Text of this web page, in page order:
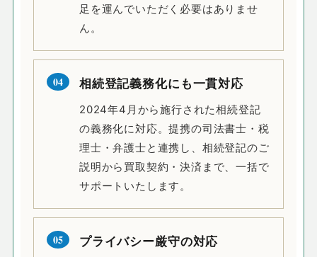
足を運んでいただく必要はありませ
ん。
04 相続登記義務化にも一貫対応
2024年4月から施行された相続登記
の義務化に対応。提携の司法書士・税
理士・弁護士と連携し、相続登記のご
説明から買取契約・決済まで、一括で
サポートいたします。
05 プライバシー厳守の対応